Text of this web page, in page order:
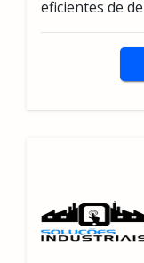
eficientes de